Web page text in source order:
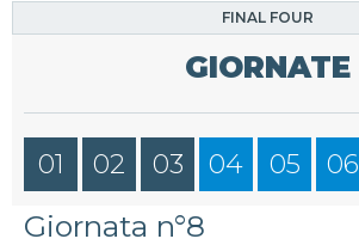
FINAL FOUR
GIORNATE
01 02 03 04 05 06
Giornata n°8